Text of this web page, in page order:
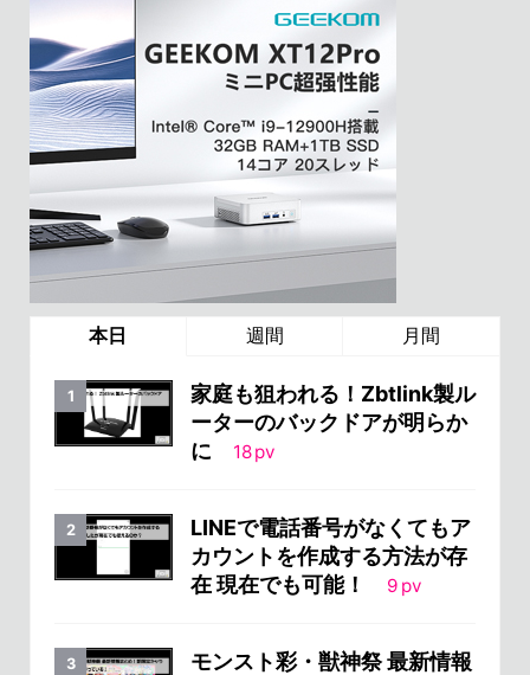
本日 週間 月間
家庭も狙われる！Zbtlink製ル
ーターのバックドアが明らか
に
18pv
LINEで電話番号がなくてもア
カウントを作成する方法が存
在 現在でも可能！
9 pv
モンスト彩・獣神祭 最新情報